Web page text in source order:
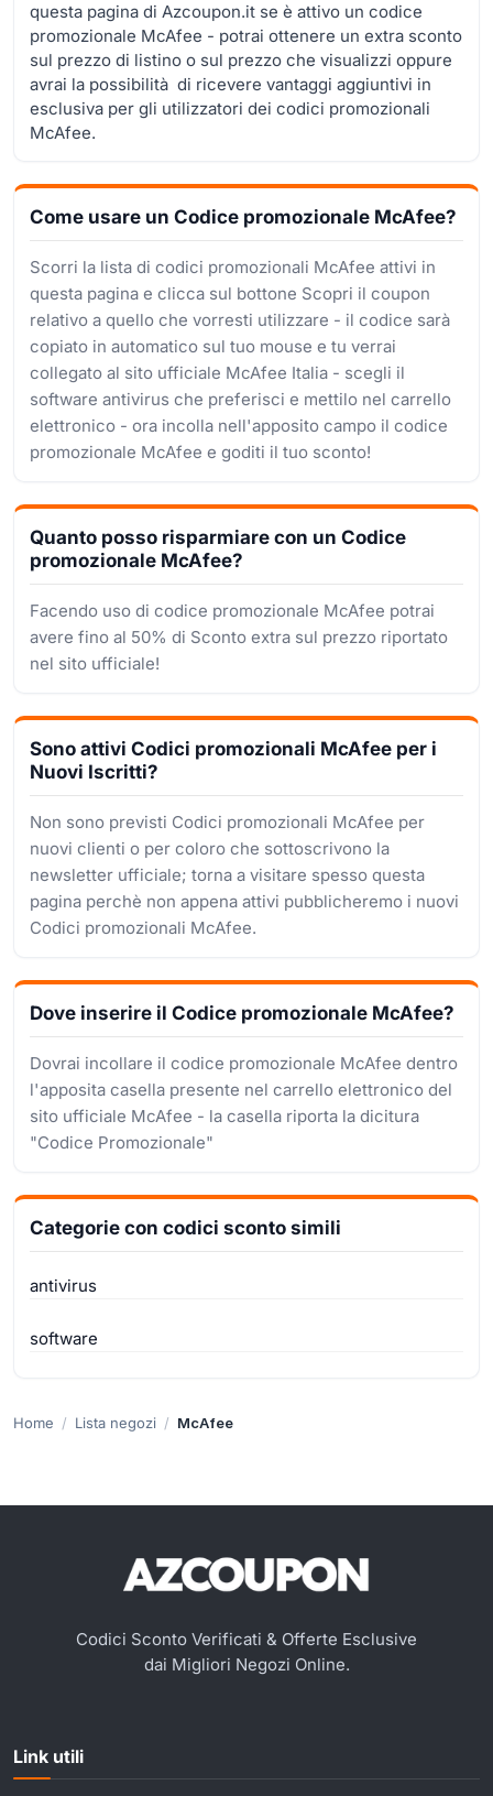
questa pagina di Azcoupon.it se è attivo un codice
promozionale McAfee - potrai ottenere un extra sconto
sul prezzo di listino o sul prezzo che visualizzi oppure
avrai la possibilità di ricevere vantaggi aggiuntivi in
esclusiva per gli utilizzatori dei codici promozionali
McAfee.
Come usare un Codice promozionale McAfee?
Scorri la lista di codici promozionali McAfee attivi in
questa pagina e clicca sul bottone Scopri il coupon
relativo a quello che vorresti utilizzare - il codice sarà
copiato in automatico sul tuo mouse e tu verrai
collegato al sito ufficiale McAfee Italia - scegli il
software antivirus che preferisci e mettilo nel carrello
elettronico - ora incolla nell'apposito campo il codice
promozionale McAfee e goditi il tuo sconto!
Quanto posso risparmiare con un Codice
promozionale McAfee?
Facendo uso di codice promozionale McAfee potrai
avere fino al 50% di Sconto extra sul prezzo riportato
nel sito ufficiale!
Sono attivi Codici promozionali McAfee per i
Nuovi Iscritti?
Non sono previsti Codici promozionali McAfee per
nuovi clienti o per coloro che sottoscrivono la
newsletter ufficiale; torna a visitare spesso questa
pagina perchè non appena attivi pubblicheremo i nuovi
Codici promozionali McAfee.
Dove inserire il Codice promozionale McAfee?
Dovrai incollare il codice promozionale McAfee dentro
l'apposita casella presente nel carrello elettronico del
sito ufficiale McAfee - la casella riporta la dicitura
"Codice Promozionale"
Categorie con codici sconto simili
antivirus
software
Home Lista negozi McAfee
Codici Sconto Verificati & Offerte Esclusive
dai Migliori Negozi Online.
Link utili